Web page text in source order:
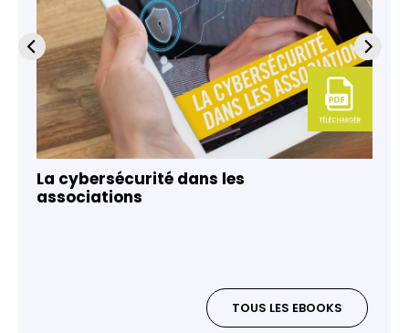
La cybersécurité dans les
associations
TOUS LES EBOOKS